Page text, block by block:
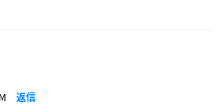
返信